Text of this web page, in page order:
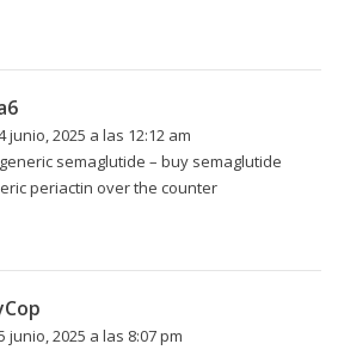
junio, 2025 a las 12:12 am
semaglutide – buy semaglutide
periactin over the counter
junio, 2025 a las 8:07 pm